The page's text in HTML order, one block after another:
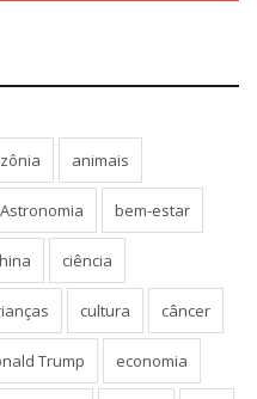
animais
Astronomia bem-estar
ciência
cultura câncer
Trump economia